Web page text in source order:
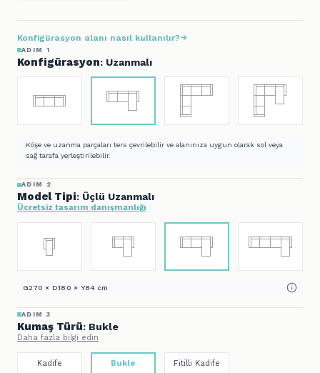
Konfigürasyon alanı nasıl kullanılır?
ADIM 1
Konfigürasyon: Uzanmalı
Köşe ve uzanma parçaları ters çevrilebilir ve alanınıza uygun olarak sol veya
sağ tarafa yerleştirilebilir.
ADIM 2
Model Tipi: Üçlü Uzanmalı
Ücretsiz tasarım danışmanlığı
G270 × D180 × Y84 cm
ADIM 3
Kumaş Türü: Bukle
Daha fazla bilgi edin
Kadife Bukle Fitilli Kadife